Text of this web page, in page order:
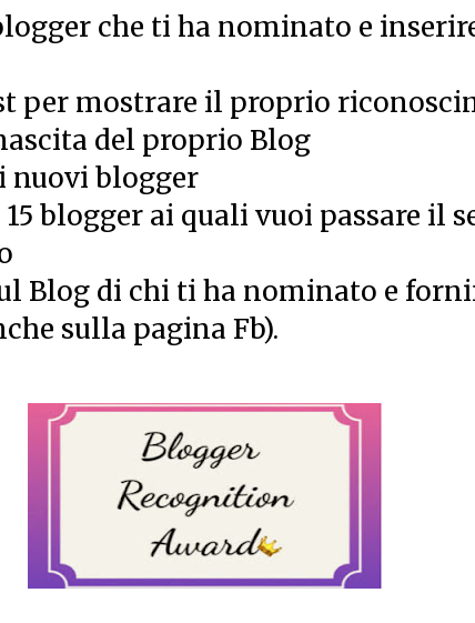
che ti ha nominato e
per mostrare il proprio
del proprio Blog
nuovi blogger
blogger ai quali vuoi passare il
Blog di chi ti ha nominato e
sulla pagina Fb).